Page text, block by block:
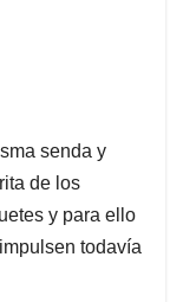
senda y
de los
y para ello
todavía